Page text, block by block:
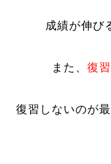
成績が伸び
また、 復
復習しないのが